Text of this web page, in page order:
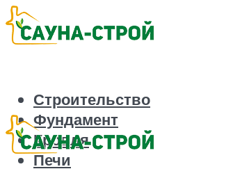
Строительство
Фундамент
Кровля
Печи